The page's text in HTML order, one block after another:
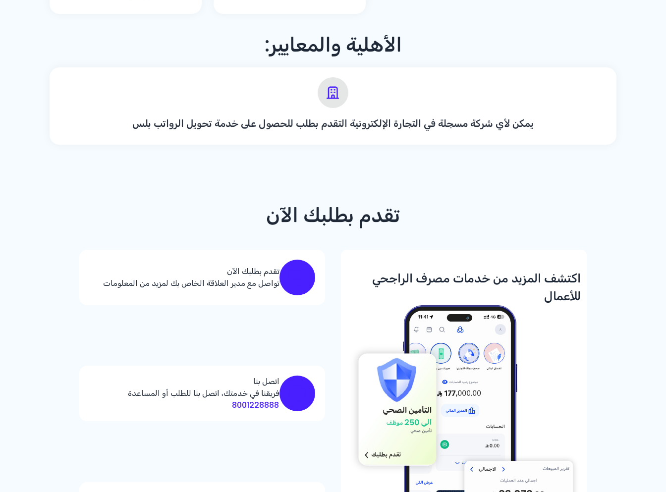
الأهلية والمعايير:
يمكن لأي شركة مسجلة في التجارة الإلكترونية التقدم بطلب للحصول على خدمة تحويل الرواتب بلس
تقدم بطلبك الآن
اكتشف المزيد من خدمات مصرف الراجحي
للأعمال
تقدم بطلبك الآن
تواصل مع مدير العلاقة الخاص بك لمزيد من المعلومات
اتصل بنا
فريقنا في خدمتك، اتصل بنا للطلب أو المساعدة
8001228888